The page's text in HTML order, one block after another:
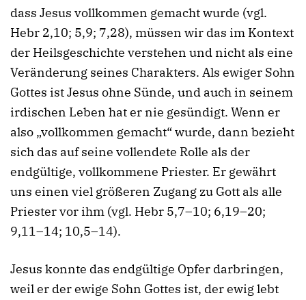
dass Jesus vollkommen gemacht wurde (vgl.
Hebr 2,10; 5,9; 7,28), müssen wir das im Kontext
der Heilsgeschichte verstehen und nicht als eine
Veränderung seines Charakters. Als ewiger Sohn
Gottes ist Jesus ohne Sünde, und auch in seinem
irdischen Leben hat er nie gesündigt. Wenn er
also „vollkommen gemacht“ wurde, dann bezieht
sich das auf seine vollendete Rolle als der
endgültige, vollkommene Priester. Er gewährt
uns einen viel größeren Zugang zu Gott als alle
Priester vor ihm (vgl. Hebr 5,7–10; 6,19–20;
9,11–14; 10,5–14).
Jesus konnte das endgültige Opfer darbringen,
weil er der ewige Sohn Gottes ist, der ewig lebt